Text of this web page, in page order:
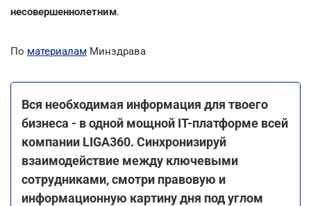
несовершеннолетним.
По материалам Минздрава
Вся необходимая информация для твоего
бизнеса - в одной мощной IT-платформе всей
компании LIGA360. Синхронизируй
взаимодействие между ключевыми
сотрудниками, смотри правовую и
информационную картину дня под углом